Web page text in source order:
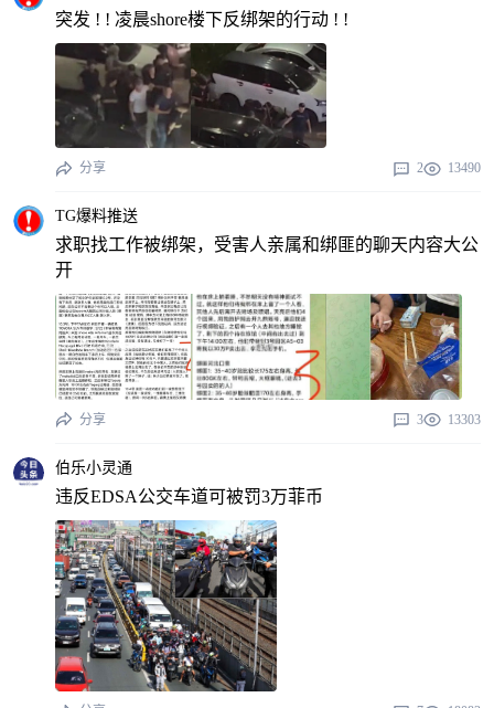
突发 ! ! 凌晨shore楼下反绑架的行动 ! !
分享 2 13490
TG爆料推送
求职找工作被绑架，受害人亲属和绑匪的聊天内容大公
开
分享 3 13303
伯乐小灵通
违反EDSA公交车道可被罚3万菲币